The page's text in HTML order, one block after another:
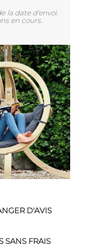
la date d'envoi.
en cours.
D'AVIS
SANS FRAIS